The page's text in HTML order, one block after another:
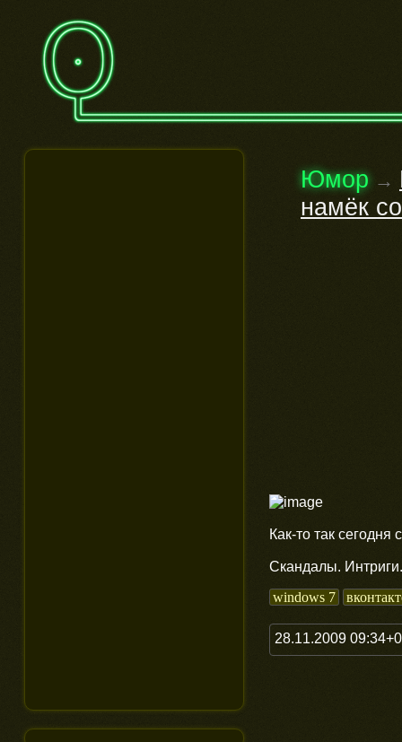
Юмор →
намёк
Как-то так сегодня
Скандалы.
windows 7
28.11.2009